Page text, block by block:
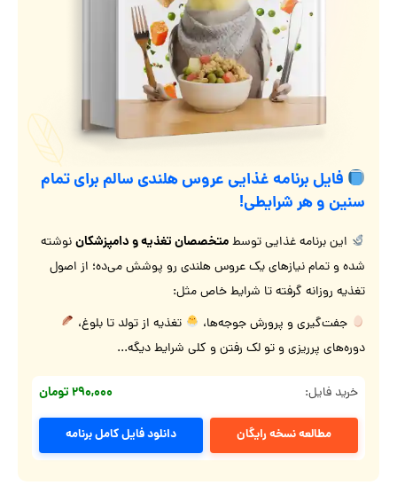
فایل برنامه غذایی عروس هلندی سالم برای تمام
سنین و هر شرایطی!
این برنامه غذایی توسطمتخصصان تغذیه و دامپزشکاننوشته
شده و تمام نیازهای یک عروس هلندی رو پوشش می‌ده؛ از اصول
تغذیه روزانه گرفته تا شرایط خاص مثل:
جفت‌گیری و پرورش جوجه‌ها،
تغذیه از تولد تا بلوغ،
دوره‌های پرریزی و تو لک رفتن و کلی شرایط دیگه...
خرید فایل: ۲۹۰,۰۰۰ تومان
مطالعه نسخه رایگان دانلود فایل کامل برنامه